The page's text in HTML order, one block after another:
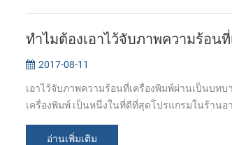
ทำไมต้องเอาไว้จับภาพความร้อน
2017-08-11
เอาไว้จับภาพความร้อนที่เครื่องพิมพ์ผ่านเป็นบท
เครื่องพิมพ์ เป็นหนึ่งในที่ดีที่สุดโปรแกรมในร้านอ
อ่านเพิ่มเติม